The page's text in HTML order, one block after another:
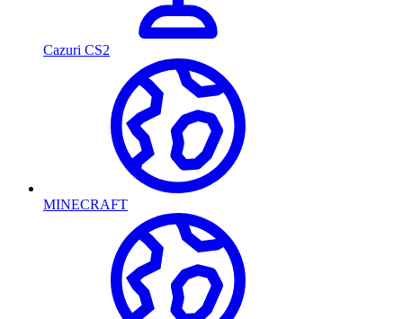
Cazuri CS2
MINECRAFT